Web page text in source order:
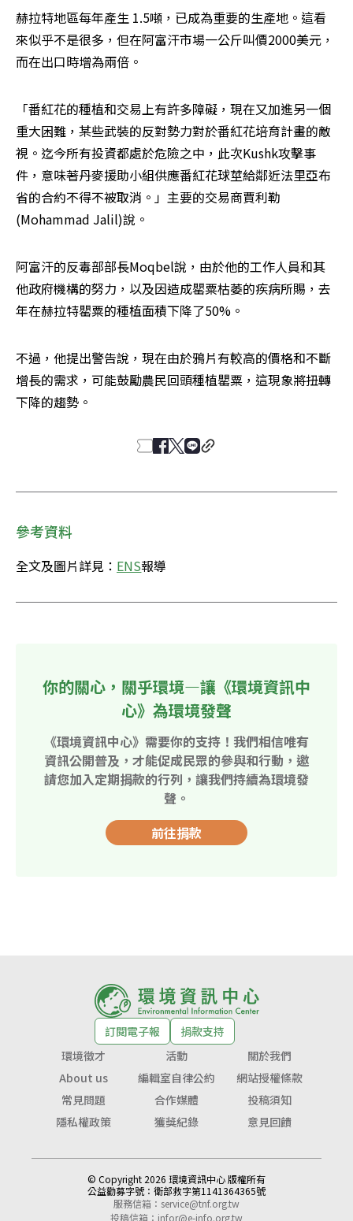
赫拉特地區每年產生 1.5噸，已成為重要的生產地。這看
來似乎不是很多，但在阿富汗市場一公斤叫價2000美元，
而在出口時增為兩倍。
「番紅花的種植和交易上有許多障礙，現在又加進另一個
重大困難，某些武裝的反對勢力對於番紅花培育計畫的敵
視。迄今所有投資都處於危險之中，此次Kushk攻擊事
件，意味著丹麥援助小組供應番紅花球莖給鄰近法里亞布
省的合約不得不被取消。」主要的交易商賈利勒
(Mohammad Jalil)說。
阿富汗的反毒部部長Moqbel說，由於他的工作人員和其
他政府機構的努力，以及因造成罌粟枯萎的疾病所賜，去
年在赫拉特罌粟的種植面積下降了50%。
不過，他提出警告說，現在由於鴉片有較高的價格和不斷
增長的需求，可能鼓勵農民回頭種植罌粟，這現象將扭轉
下降的趨勢。
參考資料
全文及圖片詳見： ENS報導
你的關心，關乎環境—讓《環境資訊中
心》為環境發聲
《環境資訊中心》需要你的支持！我們相信唯有
資訊公開普及，才能促成民眾的參與和行動，邀
請您加入定期捐款的行列，讓我們持續為環境發
聲。
前往捐款
訂閱電子報
捐款支持
環境徵才
活動
關於我們
About us
編輯室自律公約
網站授權條款
常見問題
合作媒體
投稿須知
隱私權政策
獲獎紀錄 意見回饋
© Copyright 2026 環境資訊中心 版權所有
公益勸募字號： 衛部救字第1141364365號
服務信箱： service@tnf.org.tw
投稿信箱： infor@e-info.org.tw